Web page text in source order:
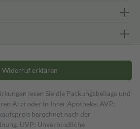
Widerruf erklären
lesen Sie die Packungsbeilage und
Arzt oder in Ihrer Apotheke. AVP:
berechnet nach der
UVP: Unverbindliche